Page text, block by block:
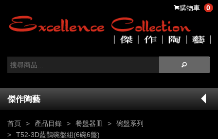
購物車 0
傑作陶藝
首頁 產品目錄 餐盤器皿
碗盤系列
T52-3D藍鵲碗盤組(6碗6盤)